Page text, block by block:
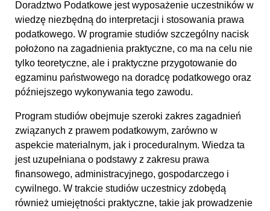
Doradztwo Podatkowe jest wyposażenie uczestników w
wiedzę niezbędną do interpretacji i stosowania prawa
podatkowego. W programie studiów szczególny nacisk
położono na zagadnienia praktyczne, co ma na celu nie
tylko teoretyczne, ale i praktyczne przygotowanie do
egzaminu państwowego na doradcę podatkowego oraz
późniejszego wykonywania tego zawodu.
Program studiów obejmuje szeroki zakres zagadnień
związanych z prawem podatkowym, zarówno w
aspekcie materialnym, jak i proceduralnym. Wiedza ta
jest uzupełniana o podstawy z zakresu prawa
finansowego, administracyjnego, gospodarczego i
cywilnego. W trakcie studiów uczestnicy zdobędą
również umiejętności praktyczne, takie jak prowadzenie